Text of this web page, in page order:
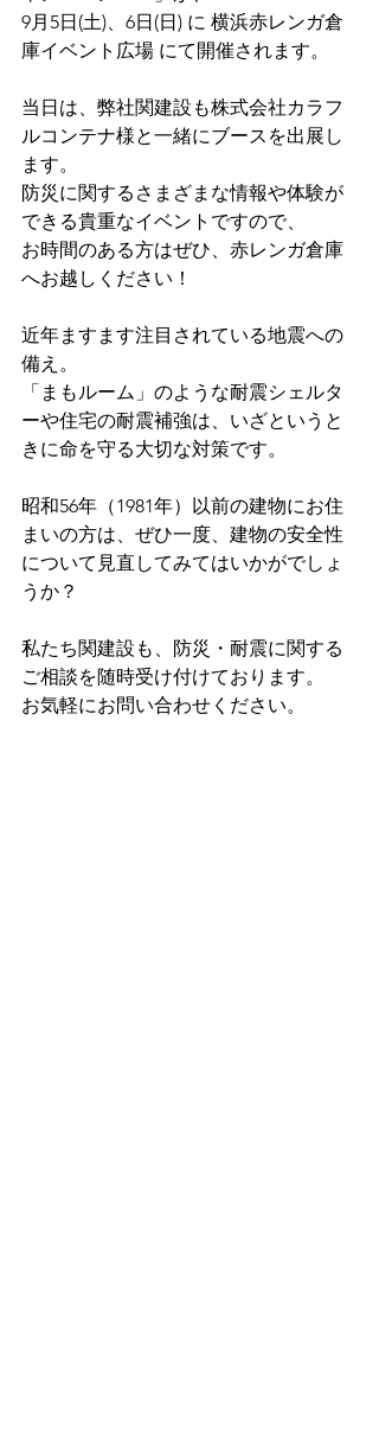
9月5日(土)、6日(日) に 横浜赤レンガ倉
庫イベント広場 にて開催されます。
当日は、弊社関建設も株式会社カラフ
ルコンテナ様と一緒にブースを出展し
ます。
防災に関するさまざまな情報や体験が
できる貴重なイベントですので、
お時間のある方はぜひ、赤レンガ倉庫
へお越しください！
近年ますます注目されている地震への
備え。
「まもルーム」のような耐震シェルタ
ーや住宅の耐震補強は、いざというと
きに命を守る大切な対策です。
昭和56年（1981年）以前の建物にお住
まいの方は、ぜひ一度、建物の安全性
について見直してみてはいかがでしょ
うか？
私たち関建設も、防災・耐震に関する
ご相談を随時受け付けております。
お気軽にお問い合わせください。